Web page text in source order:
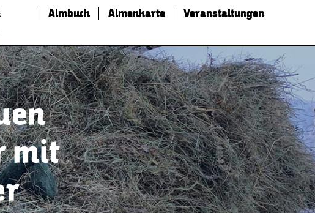
Almbuch Almenkarte Veranstaltungen
mit